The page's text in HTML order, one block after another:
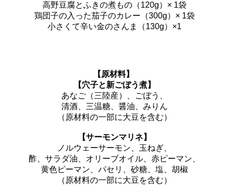
高野豆腐とふきの煮もの（120g）× 1袋
鶏団子の入った茄子のカレー（300g）× 1袋
小さくて辛い金のさんま（130g）×1
【原材料】
【穴子と新ごぼう煮】
あなご（三陸産）、ごぼう、
清酒、三温糖、醤油、みりん
（原材料の一部に大豆を含む）
【サーモンマリネ】
ノルウェーサーモン、玉ねぎ、
酢、サラダ油、オリーブオイル、赤ピーマン、
黄色ピーマン、パセリ、砂糖、塩、胡椒
（原材料の一部に大豆を含む）